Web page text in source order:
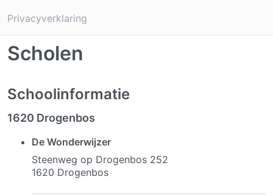
Privacyverklaring
Scholen
Schoolinformatie
1620 Drogenbos
De Wonderwijzer
Steenweg op Drogenbos 252
1620 Drogenbos